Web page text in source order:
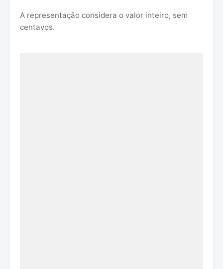
A representação considera o valor inteiro, sem
centavos.